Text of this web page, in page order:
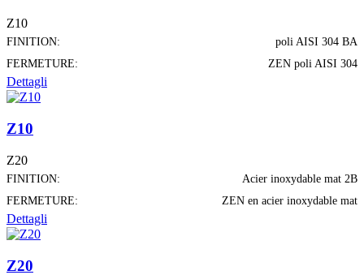
Z10
FINITION:
poli AISI 304 BA
FERMETURE:
ZEN poli AISI 304
Dettagli
Z10
Z20
FINITION:
Acier inoxydable mat 2B
FERMETURE:
ZEN en acier inoxydable mat
Dettagli
Z20